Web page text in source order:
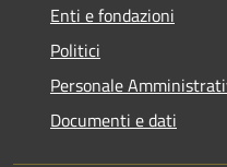
Enti e fondazioni
Politici
Personale
Documenti e dati